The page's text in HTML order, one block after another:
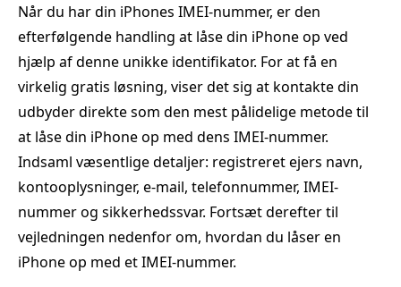
Når du har din iPhones IMEI-nummer, er den
efterfølgende handling at låse din iPhone op ved
hjælp af denne unikke identifikator. For at få en
virkelig gratis løsning, viser det sig at kontakte din
udbyder direkte som den mest pålidelige metode til
at låse din iPhone op med dens IMEI-nummer.
Indsaml væsentlige detaljer: registreret ejers navn,
kontooplysninger, e-mail, telefonnummer, IMEI-
nummer og sikkerhedssvar. Fortsæt derefter til
vejledningen nedenfor om, hvordan du låser en
iPhone op med et IMEI-nummer.